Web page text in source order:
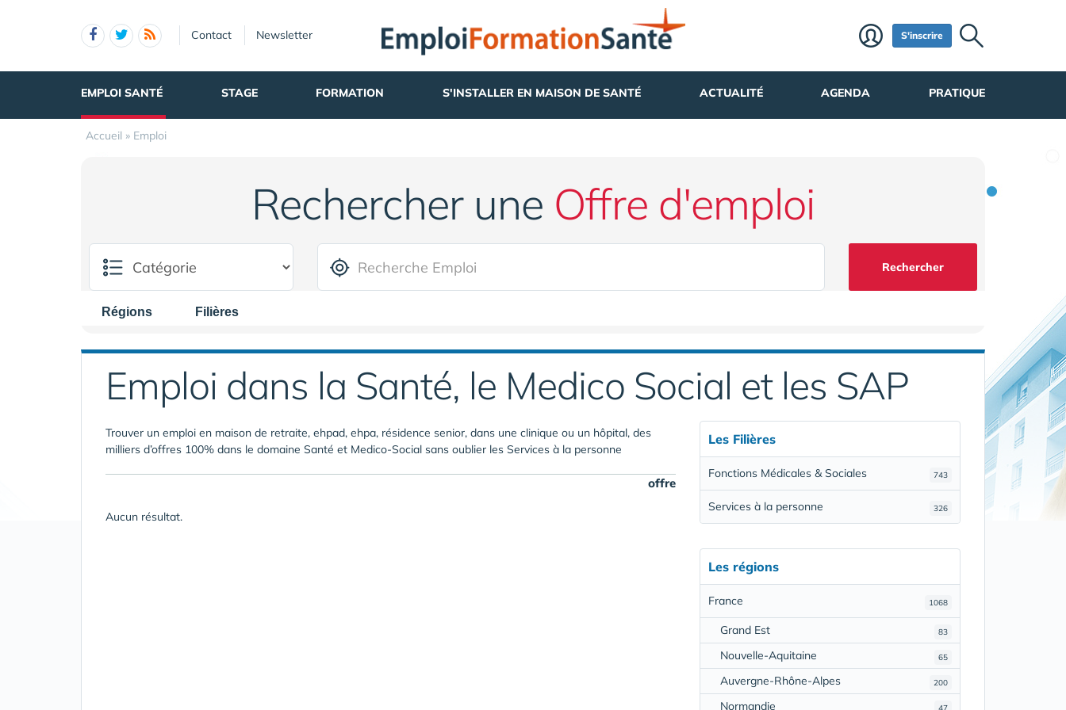
Contact Newsletter S'inscrire
EMPLOI SANTÉ STAGE FORMATION S'INSTALLER EN MAISON DE SANTÉ ACTUALITÉ AGENDA PRATIQUE
Accueil » Emploi
Rechercher une Offre d'emploi
Rechercher
Régions Filières
Emploi dans la Santé, le Medico Social et les SAP
Trouver un emploi en maison de retraite, ehpad, ehpa, résidence senior, dans une clinique ou un hôpital, des
milliers d’offres 100% dans le domaine Santé et Medico-Social sans oublier les Services à la personne
offre
Aucun résultat.
Les Filières
743
Fonctions Médicales & Sociales
326
Services à la personne
Les régions
1068
France
83
Grand Est
65
Nouvelle-Aquitaine
200
Auvergne-Rhône-Alpes
47
Normandie